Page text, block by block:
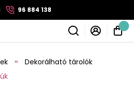
96 884 138
Dekorálható tárolók